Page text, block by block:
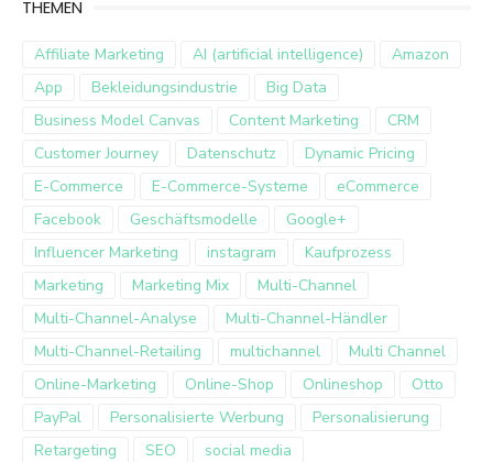
THEMEN
Affiliate Marketing AI (artificial intelligence)
Amazon
App
Bekleidungsindustrie
Big Data
Business Model Canvas
Content Marketing
CRM
Customer Journey
Datenschutz
Dynamic Pricing
E-Commerce
E-Commerce-Systeme
eCommerce
Facebook
Geschäftsmodelle
Google+
Influencer Marketing
instagram
Kaufprozess
Marketing
Marketing Mix
Multi-Channel
Multi-Channel-Analyse
Multi-Channel-Händler
Multi-Channel-Retailing
multichannel
Multi Channel
Online-Marketing
Online-Shop Onlineshop
Otto
PayPal
Personalisierte Werbung
Personalisierung
Retargeting
SEO
social media